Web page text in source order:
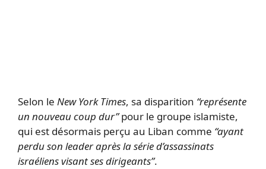
Selon le New York Times, sa disparition “représente
un nouveau coup dur”pour le groupe islamiste,
qui est désormais perçu au Liban comme “ayant
perdu son leader après la série d’assassinats
israéliens visant ses dirigeants”.